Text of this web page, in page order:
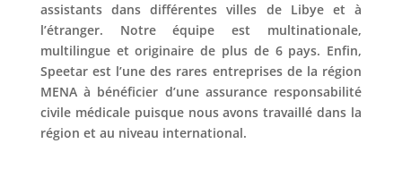
assistants dans différentes villes de Libye et à
l’étranger. Notre équipe est multinationale,
multilingue et originaire de plus de 6 pays. Enfin,
Speetar est l’une des rares entreprises de la région
MENA à bénéficier d’une assurance responsabilité
civile médicale puisque nous avons travaillé dans la
région et au niveau international.